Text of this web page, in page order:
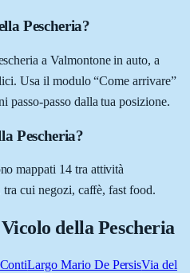
Pescheria?
a Valmontone in auto, a
Usa il modulo “Come arrivare”
passo-passo dalla tua posizione.
Pescheria?
mappati 14 tra attività
cui negozi, caffè, fast food.
Vicolo della Pescheria
Largo Mario De PersisVia del